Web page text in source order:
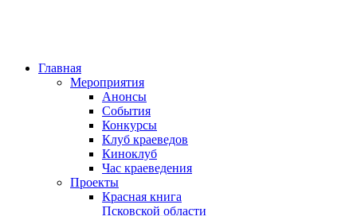
Главная
Мероприятия
Анонсы
События
Конкурсы
Клуб краеведов
Киноклуб
Час краеведения
Проекты
Красная книга
Псковской области